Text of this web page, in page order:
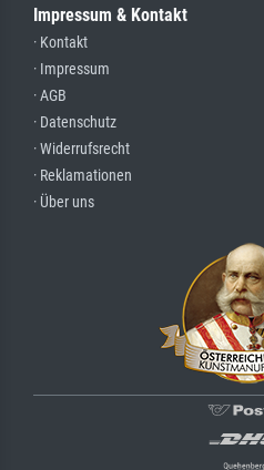
Impressum & Kontakt
· Kontakt
· Impressum
· AGB
· Datenschutz
· Widerrufsrecht
· Reklamationen
· Über uns